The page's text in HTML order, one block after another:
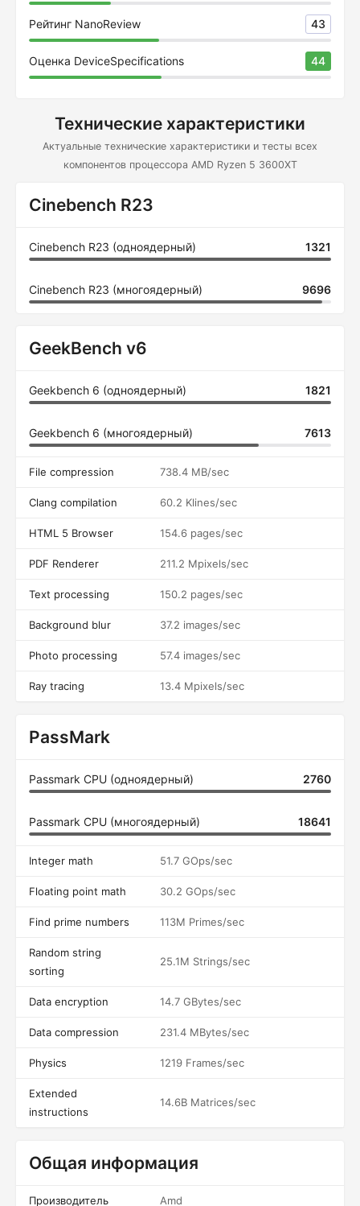
Рейтинг NanoReview 43
Оценка DeviceSpecifications 44
Технические характеристики
Актуальные технические характеристики и тесты всех
компонентов процессора AMD Ryzen 5 3600XT
Cinebench R23
Cinebench R23 (одноядерный) 1321
Cinebench R23 (многоядерный) 9696
GeekBench v6
Geekbench 6 (одноядерный) 1821
Geekbench 6 (многоядерный) 7613
File compression 738.4 MB/sec
Clang compilation 60.2 Klines/sec
HTML 5 Browser 154.6 pages/sec
PDF Renderer 211.2 Mpixels/sec
Text processing 150.2 pages/sec
Background blur 37.2 images/sec
Photo processing 57.4 images/sec
Ray tracing 13.4 Mpixels/sec
PassMark
Passmark CPU (одноядерный) 2760
Passmark CPU (многоядерный) 18641
Integer math 51.7 GOps/sec
Floating point math 30.2 GOps/sec
Find prime numbers 113M Primes/sec
Random string
sorting
25.1M Strings/sec
Data encryption 14.7 GBytes/sec
Data compression 231.4 MBytes/sec
Physics 1219 Frames/sec
Extended
instructions
14.6B Matrices/sec
Общая информация
Производитель Amd